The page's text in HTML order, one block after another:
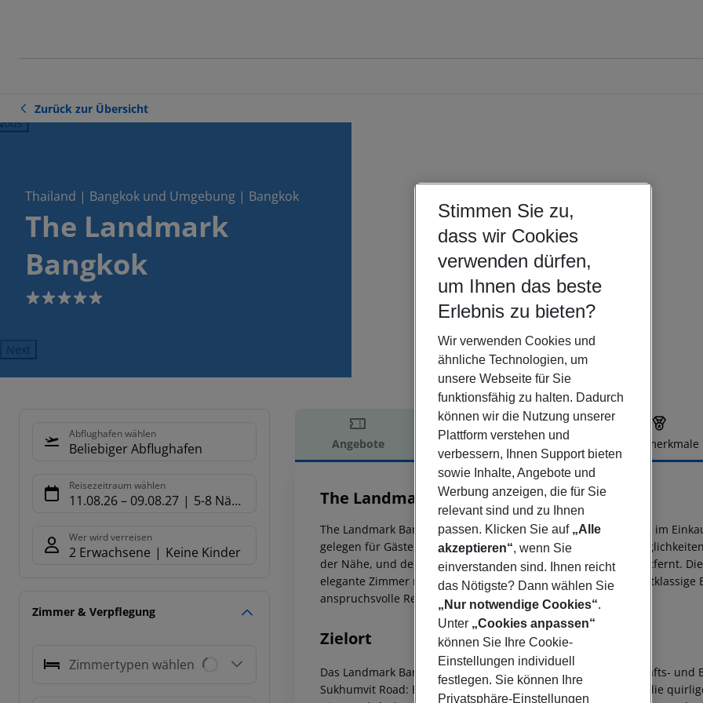
Zurück zur Übersicht
Thailand | Bangkok und Umgebung | Bangkok
The Landmark
Bangkok
5
Next
Abflughafen wählen
Beliebiger Abflughafen
Reisezeitraum wählen
11.08.26– 09.08.27 5-8 Nächte
Wer wird verreisen
2 Erwachsene Keine Kinder
Zimmer & Verpflegung
Zimmertypen wählen
Angebote Hotelbeschreibung Hotelmerkmale
Hotelbeschreibung
The Landmark Bangkok
5
The Landmark Bangkok ist ein hervorragendes Hochhaus-Hotel im
gelegen für Gäste, die einen einfachen Zugang zu
der Nähe, und der Flughafen Suvarnabhumi ist etwa 30 km entfernt.
elegante Zimmer mit beeindruckendem Blick auf die Stadt.
anspruchsvolle Reisende.
Zielort
Das Landmark Bangkok ist ein hervorragendes Hotel im Geschäfts-
Sukhumvit Road: Eine ideale Lage für Gäste, die gerne zu Fuß die
Stimmen Sie zu,
dass wir Cookies
verwenden dürfen,
um Ihnen das beste
Erlebnis zu bieten?
Wir verwenden Cookies und
ähnliche Technologien, um
unsere Webseite für Sie
funktionsfähig zu halten. Dadurch
können wir die Nutzung unserer
Plattform verstehen und
verbessern, Ihnen Support bieten
sowie Inhalte, Angebote und
Werbung anzeigen, die für Sie
relevant sind und zu Ihnen
passen. Klicken Sie auf „Alle
akzeptieren“, wenn Sie
einverstanden sind. Ihnen reicht
das Nötigste? Dann wählen Sie
„Nur notwendige Cookies“.
Unter „Cookies anpassen“
können Sie Ihre Cookie-
Einstellungen individuell
festlegen. Sie können Ihre
Privatsphäre-Einstellungen